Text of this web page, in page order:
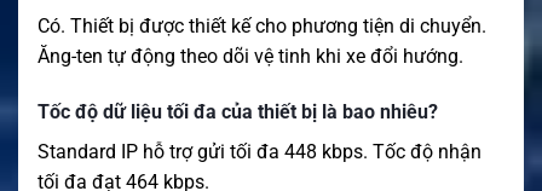
Có. Thiết bị được thiết kế cho phương tiện di chuyển.
Ăng-ten tự động theo dõi vệ tinh khi xe đổi hướng.
Tốc độ dữ liệu tối đa của thiết bị là bao nhiêu?
Standard IP hỗ trợ gửi tối đa 448 kbps. Tốc độ nhận
tối đa đạt 464 kbps.